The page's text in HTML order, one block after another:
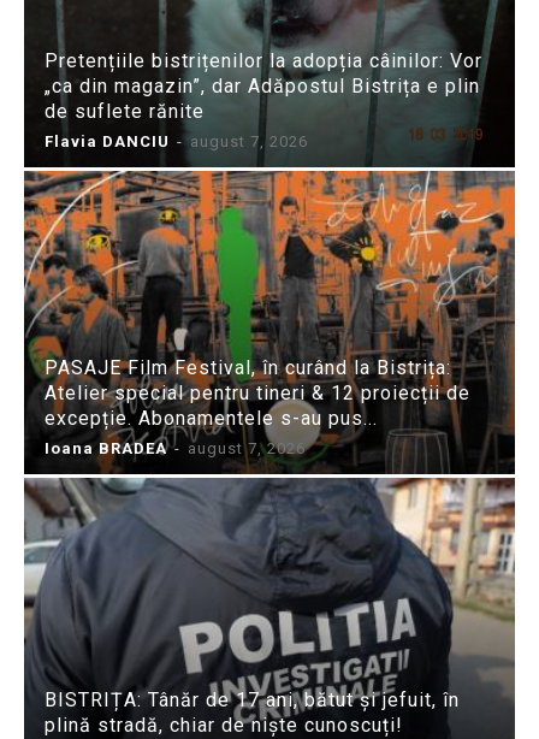
Pretențiile bistrițenilor la adopția câinilor: Vor
„ca din magazin”, dar Adăpostul Bistrița e plin
de suflete rănite
Flavia DANCIU - august 7, 2026
PASAJE Film Festival, în curând la Bistrița:
Atelier special pentru tineri & 12 proiecții de
excepție. Abonamentele s-au pus...
Ioana BRADEA - august 7, 2026
BISTRIȚA: Tânăr de 17 ani, bătut și jefuit, în
plină stradă, chiar de niște cunoscuți!